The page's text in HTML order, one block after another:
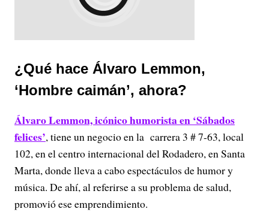
¿Qué hace Álvaro Lemmon,
‘Hombre caimán’, ahora?
Álvaro Lemmon, icónico humorista en ‘Sábados
felices’, tiene un negocio en la carrera 3 # 7-63, local
102, en el centro internacional del Rodadero, en Santa
Marta, donde lleva a cabo espectáculos de humor y
música. De ahí, al referirse a su problema de salud,
promovió ese emprendimiento.